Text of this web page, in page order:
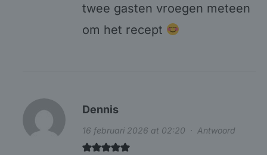
twee gasten vroegen meteen
om het recept
Dennis
16 februari 2026 at 02:20 · Antwoord